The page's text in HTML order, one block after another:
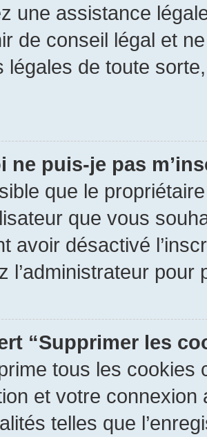
une assistance
de conseil légal et
légales de toute
ne puis-je pas
que le
que vous
avoir désactivé
l’administrateur
“Supprimer les
tous les cookies
et votre
telles que